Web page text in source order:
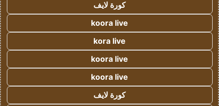
كورة لايف
koora live
kora live
koora live
koora live
كورة لايف